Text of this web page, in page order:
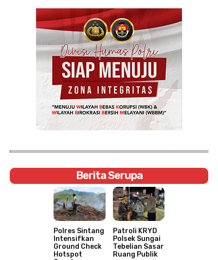
Berita Serupa
Polres Sintang
Intensifkan
Ground Check
Hotspot
Patroli KRYD
Polsek Sungai
Tebelian Sasar
Ruang Publik